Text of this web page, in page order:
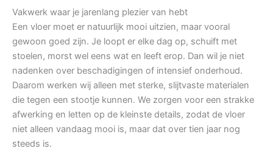
Vakwerk waar je jarenlang plezier van hebt
Een vloer moet er natuurlijk mooi uitzien, maar vooral
gewoon goed zijn. Je loopt er elke dag op, schuift met
stoelen, morst wel eens wat en leeft erop. Dan wil je niet
nadenken over beschadigingen of intensief onderhoud.
Daarom werken wij alleen met sterke, slijtvaste materialen
die tegen een stootje kunnen. We zorgen voor een strakke
afwerking en letten op de kleinste details, zodat de vloer
niet alleen vandaag mooi is, maar dat over tien jaar nog
steeds is.